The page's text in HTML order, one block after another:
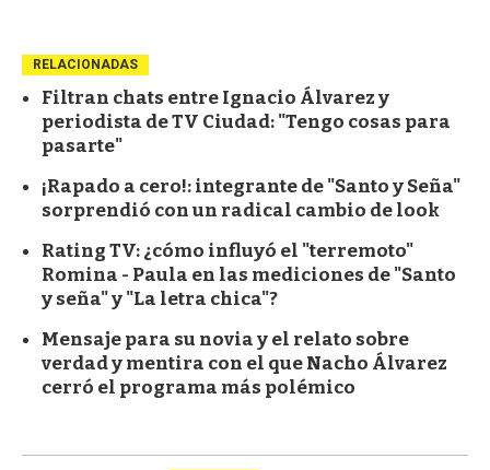
RELACIONADAS
Filtran chats entre Ignacio Álvarez y
periodista de TV Ciudad: "Tengo cosas para
pasarte"
¡Rapado a cero!: integrante de "Santo y Seña"
sorprendió con un radical cambio de look
Rating TV: ¿cómo influyó el "terremoto"
Romina - Paula en las mediciones de "Santo
y seña" y "La letra chica"?
Mensaje para su novia y el relato sobre
verdad y mentira con el que Nacho Álvarez
cerró el programa más polémico